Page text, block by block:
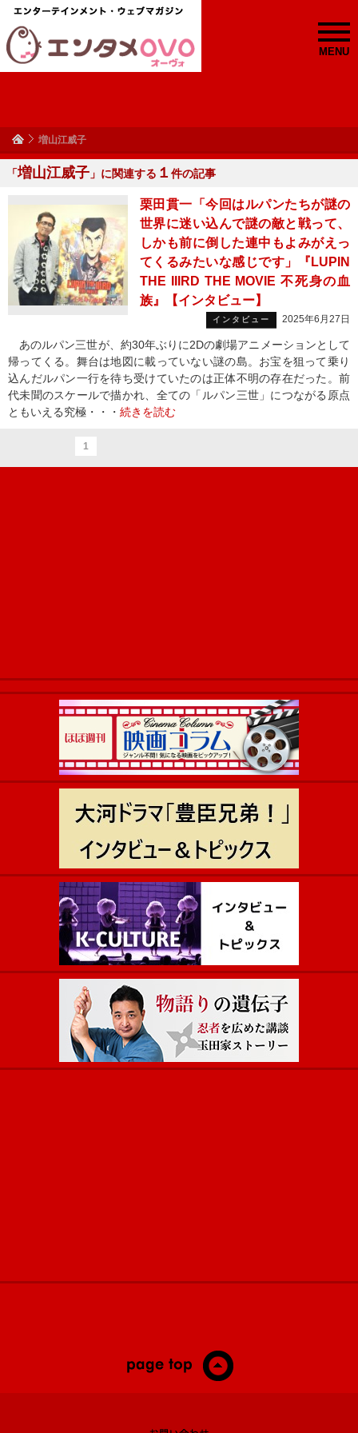
MENU
増山江威子
「増山江威子 」に関連する １ 件の記事
栗田貫一「今回はルパンたちが謎の
世界に迷い込んで謎の敵と戦って、
しかも前に倒した連中もよみがえっ
てくるみたいな感じです」『LUPIN
THE IIIRD THE MOVIE 不死身の血
族』【インタビュー】
インタビュー 2025年6月27日
あのルパン三世が、約30年ぶりに2Dの劇場アニメーションとして
帰ってくる。舞台は地図に載っていない謎の島。お宝を狙って乗り
込んだルパン一行を待ち受けていたのは正体不明の存在だった。前
代未聞のスケールで描かれ、全ての「ルパン三世」につながる原点
ともいえる究極・・・ 続きを読む
1